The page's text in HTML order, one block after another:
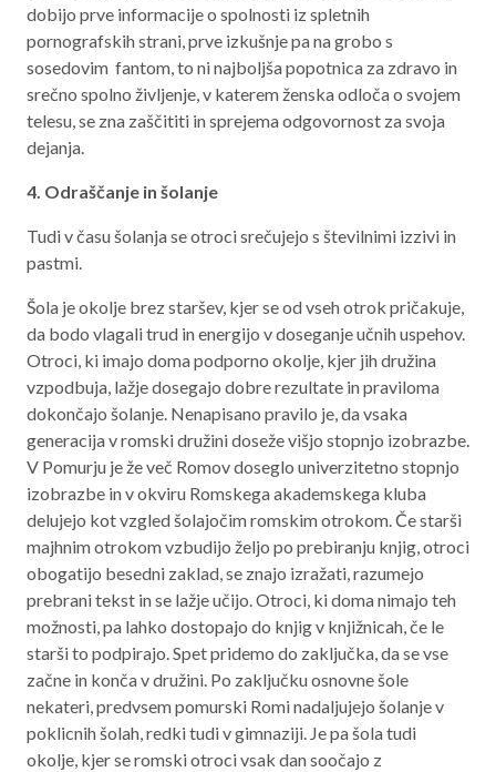
dobijo prve informacije o spolnosti iz spletnih
pornografskih strani, prve izkušnje pa na grobo s
sosedovim fantom, to ni najboljša popotnica za zdravo in
srečno spolno življenje, v katerem ženska odloča o svojem
telesu, se zna zaščititi in sprejema odgovornost za svoja
dejanja.
4. Odraščanje in šolanje
Tudi v času šolanja se otroci srečujejo s številnimi izzivi in
pastmi.
Šola je okolje brez staršev, kjer se od vseh otrok pričakuje,
da bodo vlagali trud in energijo v doseganje učnih uspehov.
Otroci, ki imajo doma podporno okolje, kjer jih družina
vzpodbuja, lažje dosegajo dobre rezultate in praviloma
dokončajo šolanje. Nenapisano pravilo je, da vsaka
generacija v romski družini doseže višjo stopnjo izobrazbe.
V Pomurju je že več Romov doseglo univerzitetno stopnjo
izobrazbe in v okviru Romskega akademskega kluba
delujejo kot vzgled šolajočim romskim otrokom. Če starši
majhnim otrokom vzbudijo željo po prebiranju knjig, otroci
obogatijo besedni zaklad, se znajo izražati, razumejo
prebrani tekst in se lažje učijo. Otroci, ki doma nimajo teh
možnosti, pa lahko dostopajo do knjig v knjižnicah, če le
starši to podpirajo. Spet pridemo do zaključka, da se vse
začne in konča v družini. Po zaključku osnovne šole
nekateri, predvsem pomurski Romi nadaljujejo šolanje v
poklicnih šolah, redki tudi v gimnaziji. Je pa šola tudi
okolje, kjer se romski otroci vsak dan soočajo z